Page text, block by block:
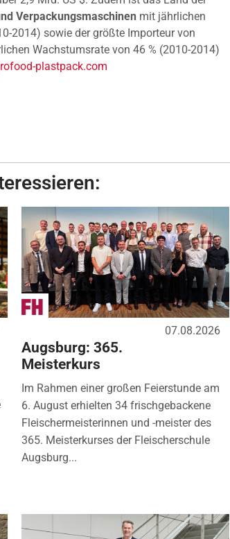
Verpackungsmaschinen mit jährlichen
2014) sowie der größte Importeur von
Wachstumsrate von 46 % (2010-2014)
plastpack.com
07.08.2026
Augsburg: 365.
Meisterkurs
Im Rahmen einer großen Feierstunde am
6. August erhielten 34 frischgebackene
Fleischermeisterinnen und -meister des
365. Meisterkurses der Fleischerschule
Augsburg...